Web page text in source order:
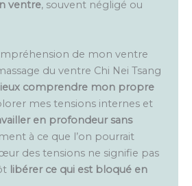
ventre, souvent négligé ou
de mon ventre
du ventre Chi Nei Tsang
comprendre mon propre
mes tensions internes et
en profondeur sans
à ce que l’on pourrait
des tensions ne signifie pas
libérer ce qui est bloqué en